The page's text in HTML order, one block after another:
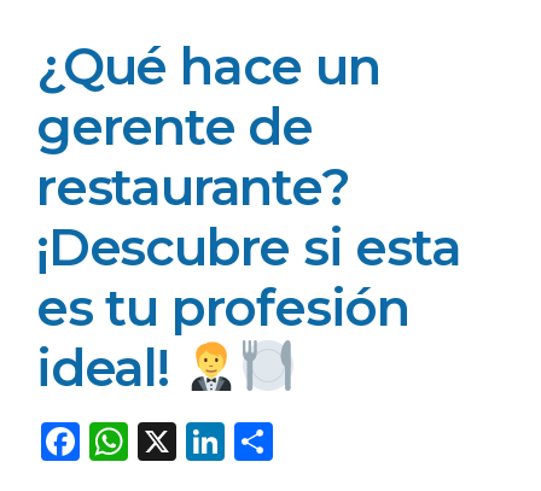
¿Qué hace un
gerente de
restaurante?
¡Descubre si esta
es tu profesión
ideal! ​
F
W X
Li